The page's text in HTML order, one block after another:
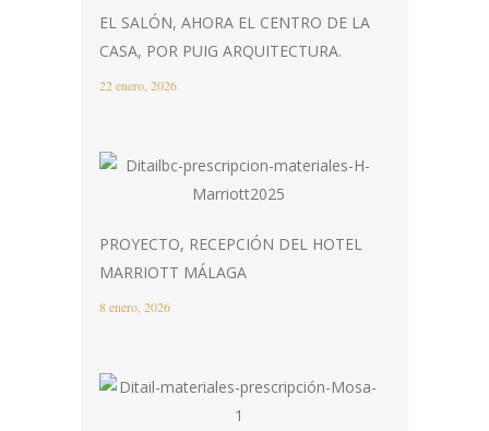
EL SALÓN, AHORA EL CENTRO DE LA
CASA, POR PUIG ARQUITECTURA.
22 enero, 2026
PROYECTO, RECEPCIÓN DEL HOTEL
MARRIOTT MÁLAGA
8 enero, 2026